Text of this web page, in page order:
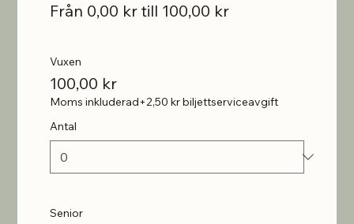
Från 0,00 kr till 100,00 kr
Vuxen
100,00 kr
Moms inkluderad+2,50 kr biljettserviceavgift
Antal
Senior